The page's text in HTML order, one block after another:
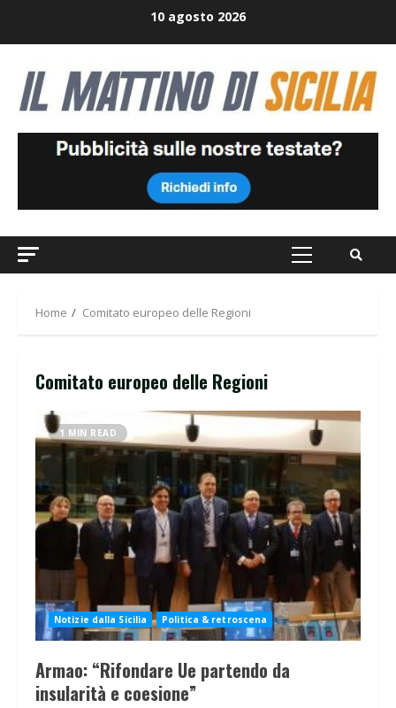
10 agosto 2026
Primary
Home Comitato europeo delle Regioni
Comitato europeo delle Regioni
1 MIN READ
Notizie dalla Sicilia Politica & retroscena
Armao: “Rifondare Ue partendo da
insularità e coesione”